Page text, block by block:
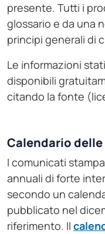
presente. Tutti i
glossario e da una
principi generali di
Le informazioni
disponibili
citando la fonte
Calendario
I comunicati
annuali di forte
secondo un
pubblicato nel
riferimento. Il